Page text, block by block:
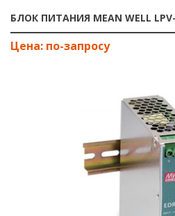
БЛОК ПИТАНИЯ MEAN WELL